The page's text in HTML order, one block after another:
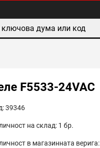
F5533-24VAC
39346
на склад: 1 бр.
в магазинната верига: